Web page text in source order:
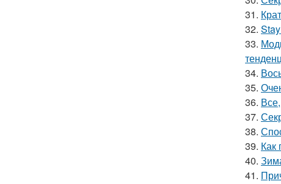
31.
32.
33.
34.
35.
36.
37.
38.
39. Как
40.
41.